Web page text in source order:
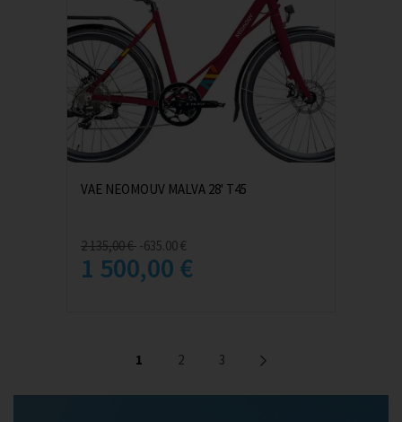
VAE NEOMOUV MALVA 28' T45
2 135,00 € -635.00 €
1 500,00 €
1 2 3